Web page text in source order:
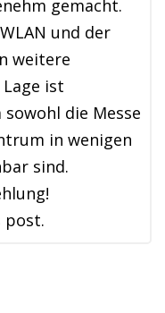
gemacht.
und der
weitere
ist
die Messe
in wenigen
sind.
post.